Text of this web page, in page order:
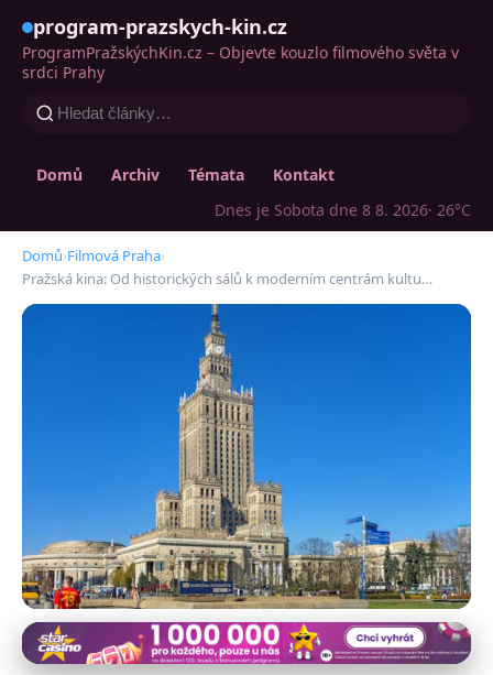
program-prazskych-kin.cz
ProgramPražskýchKin.cz – Objevte kouzlo filmového světa v
srdci Prahy
Domů Archiv Témata
Kontakt
Dnes je Sobota dne 8 8. 2026· 26°C
Domů›Filmová Praha›
Pražská kina: Od historických sálů k moderním centrám kultu…
Filmová Praha